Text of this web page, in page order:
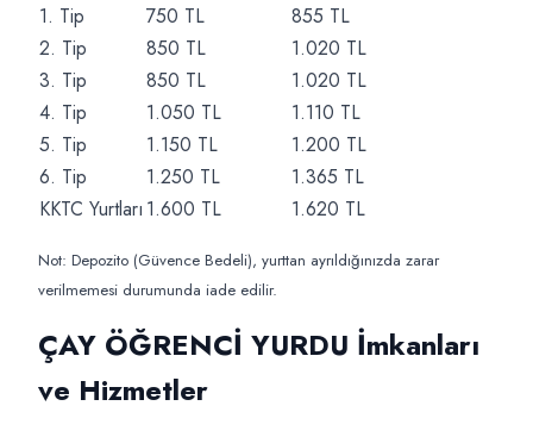
1. Tip
750 TL
855 TL
2. Tip
850 TL
1.020 TL
3. Tip
850 TL
1.020 TL
4. Tip
1.050 TL
1.110 TL
5. Tip
1.150 TL
1.200 TL
6. Tip
1.250 TL
1.365 TL
KKTC Yurtları 1.600 TL 1.620 TL
Not: Depozito (Güvence Bedeli), yurttan ayrıldığınızda zarar
verilmemesi durumunda iade edilir.
ÇAY ÖĞRENCİ YURDU İmkanları
ve Hizmetler